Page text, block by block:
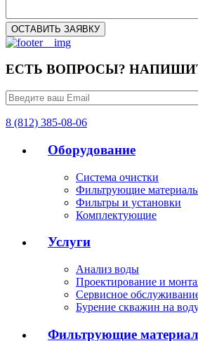
ЕСТЬ ВОПРОСЫ?
8 (812) 385-08-06
Оборудование
Система очистки
Фильтрующие
Фильтры и установки
Комплектующие
Услуги
Анализ воды
Проектирование и
Сервисное
Бурение скважин на
Фильтрующие